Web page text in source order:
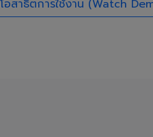
อสาธิตการใช้งาน (Watch